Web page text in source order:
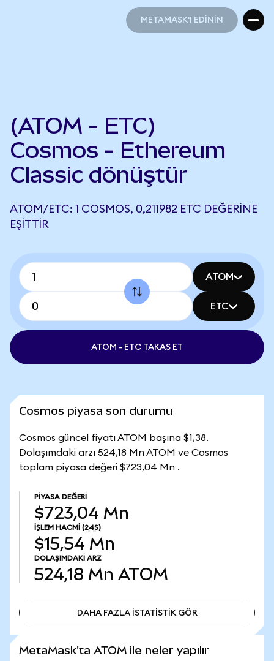
METAMASK'I EDİNİN
(ATOM - ETC)
Cosmos - Ethereum
Classic dönüştür
ATOM/ETC: 1 COSMOS, 0,211982 ETC DEĞERINE
EŞITTIR
ATOM
ETC
ATOM - ETC TAKAS ET
Cosmos piyasa son durumu
Cosmos güncel fiyatı ATOM başına $1,38.
Dolaşımdaki arzı 524,18 Mn ATOM ve Cosmos
toplam piyasa değeri $723,04 Mn .
PIYASA DEĞERI
$723,04 Mn
İŞLEM HACMI (24S)
$15,54 Mn
DOLAŞIMDAKI ARZ
524,18 Mn ATOM
DAHA FAZLA İSTATİSTİK GÖR
MetaMask'ta ATOM ile neler yapılır